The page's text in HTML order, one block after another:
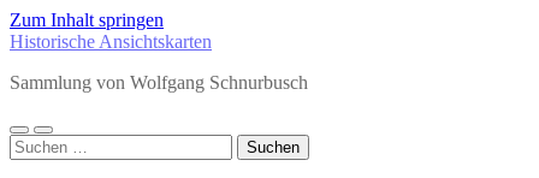
Zum Inhalt springen
Historische Ansichtskarten
Sammlung von Wolfgang Schnurbusch
Mobile-
Menü
Suchfeld
ein-/ausblenden
Suchen
nach: